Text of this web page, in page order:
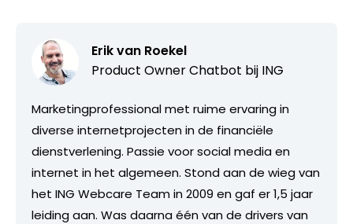
Erik van Roekel
Product Owner Chatbot bij ING
Marketingprofessional met ruime ervaring in
diverse internetprojecten in de financiële
dienstverlening. Passie voor social media en
internet in het algemeen. Stond aan de wieg van
het ING Webcare Team in 2009 en gaf er 1,5 jaar
leiding aan. Was daarna één van de drivers van